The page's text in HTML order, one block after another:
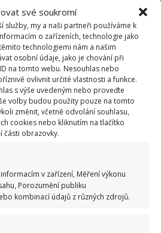
své soukromí
služby, my a naši partneři používáme k
o zařízeních, technologie jako
technologiemi nám a našim
osobní údaje, jako je chování při
na tomto webu. Nesouhlas nebo
ovlivnit určité vlastnosti a funkce.
s výše uvedeným nebo proveďte
volby budou použity pouze na tomto
změnit, včetně odvolání souhlasu,
cookies nebo kliknutím na tlačítko
části obrazovky.
v zařízení, Měření výkonu
Porozumění publiku
kombinací údajů z různých zdrojů.
v rámci jednotlivých značek
dlouhodobou ochranu,
pravidelně přibližně každé